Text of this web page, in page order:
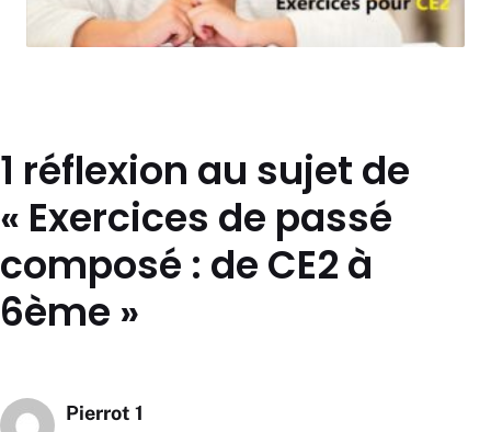
1 réflexion au sujet de
« Exercices de passé
composé : de CE2 à
6ème »
Pierrot 1